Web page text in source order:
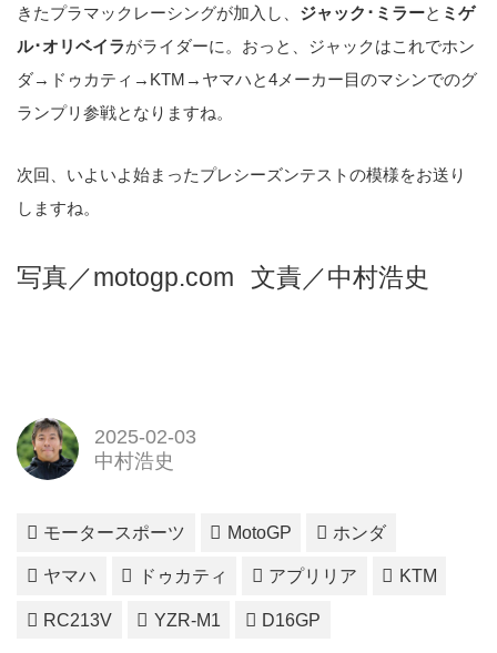
きたプラマックレーシングが加入し、 ジャック･ミラーと ミゲ
ル･オリベイラがライダーに。おっと、ジャックはこれでホン
ダ→ドゥカティ→KTM→ヤマハと4メーカー目のマシンでのグ
ランプリ参戦となりますね。
次回、いよいよ始まったプレシーズンテストの模様をお送り
しますね。
写真／motogp.com 文責／中村浩史
2025-02-03
中村浩史
モータースポーツ MotoGP ホンダ
ヤマハ ドゥカティ アプリリア KTM
RC213V YZR-M1 D16GP